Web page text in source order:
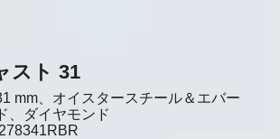
スト 31
mm、オイスタースチール＆エバー
、ダイヤモンド
278341RBR